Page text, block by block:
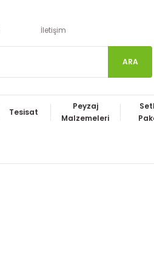
İletişim
ARA
Tesisat
Peyzaj
Malzemeleri